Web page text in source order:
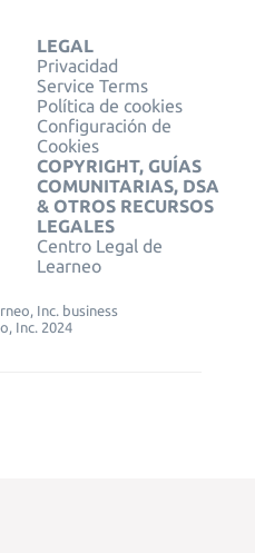
LEGAL
Privacidad
Service Terms
Política de cookies
Configuración de
Cookies
COPYRIGHT, GUÍAS
COMUNITARIAS, DSA
& OTROS RECURSOS
LEGALES
Centro Legal de
Learneo
Inc. business
Inc. 2024